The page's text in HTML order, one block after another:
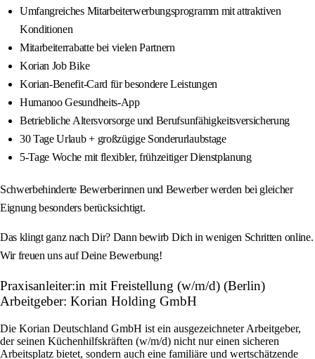
Umfangreiches Mitarbeiterwerbungsprogramm mit attraktiven
Konditionen
Mitarbeiterrabatte bei vielen Partnern
Korian Job Bike
Korian-Benefit-Card für besondere Leistungen
Humanoo Gesundheits-App
Betriebliche Altersvorsorge und Berufsunfähigkeitsversicherung
30 Tage Urlaub + großzügige Sonderurlaubstage
5-Tage Woche mit flexibler, frühzeitiger Dienstplanung
Schwerbehinderte Bewerberinnen und Bewerber werden bei gleicher
Eignung besonders berücksichtigt.
Das klingt ganz nach Dir? Dann bewirb Dich in wenigen Schritten online.
Wir freuen uns auf Deine Bewerbung!
Praxisanleiter:in mit Freistellung (w/m/d) (Berlin)
Arbeitgeber: Korian Holding GmbH
Die Korian Deutschland GmbH ist ein ausgezeichneter Arbeitgeber,
der seinen Küchenhilfskräften (w/m/d) nicht nur einen sicheren
Arbeitsplatz bietet, sondern auch eine familiäre und wertschätzende